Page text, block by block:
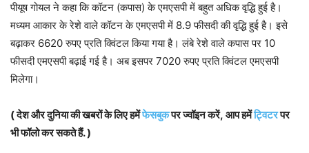
पीयूष गोयल ने कहा कि कॉटन (कपास) के एमएसपी में बहुत अधिक वृद्धि हुई है।
मध्यम आकार के रेशे वाले कॉटन के एमएसपी में 8.9 फीसदी की वृद्धि हुई है। इसे
बढ़ाकर 6620 रुपए प्रति क्विंटल किया गया है। लंबे रेशे वाले कपास पर 10
फीसदी एमएसपी बढ़ाई गई है। अब इसपर 7020 रुपए प्रति क्विंटल एमएसपी
मिलेगा।
( देश और दुनिया की खबरों के लिए हमेंफेसबुकपर ज्वॉइन करें, आप हमेंट्विटरपर
भी फॉलो कर सकते हैं. )